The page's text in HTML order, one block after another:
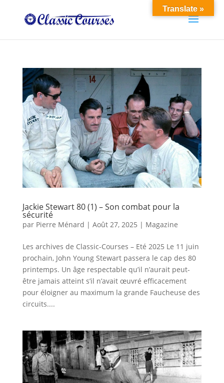
Jackie Stewart 80 (1) – Son combat pour la
sécurité
par Pierre Ménard | Août 27, 2025 | Magazine
Les archives de Classic-Courses – Eté 2025 Le 11 juin
prochain, John Young Stewart passera le cap des 80
printemps. Un âge respectable qu’il n’aurait peut-
être jamais atteint s’il n’avait œuvré efficacement
pour éloigner au maximum la grande Faucheuse des
circuits....
Translate »